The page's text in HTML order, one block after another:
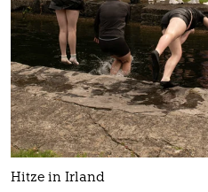
Hitze in Irland